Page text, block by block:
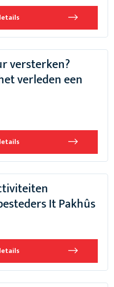
versterken?
verleden een
It Pakhûs